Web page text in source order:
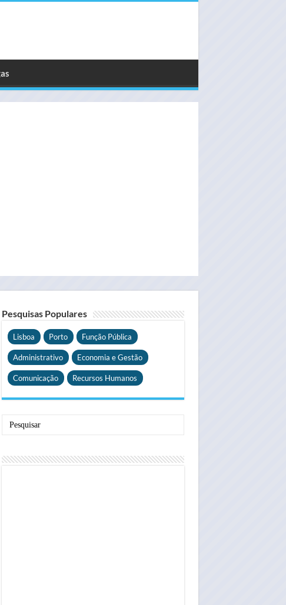
Pesquisas Populares
Lisboa Porto Função Pública
Administrativo Economia e Gestão
Comunicação Recursos Humanos